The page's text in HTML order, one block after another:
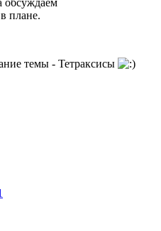
обсуждаем
плане.
темы - Тетраксисы